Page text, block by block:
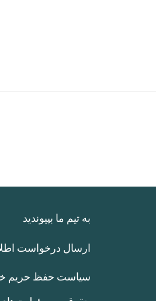
به تیم ما بپیوندید
ارسال درخواست
سیاست حفظ حریم